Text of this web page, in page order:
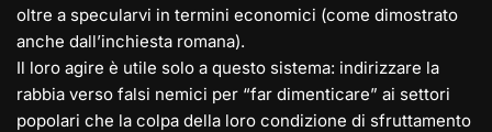
oltre a specularvi in termini economici (come dimostrato
anche dall’inchiesta romana).
Il loro agire è utile solo a questo sistema: indirizzare la
rabbia verso falsi nemici per “far dimenticare” ai settori
popolari che la colpa della loro condizione di sfruttamento